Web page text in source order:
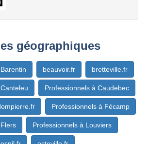
géographiques
beauvoir.fr bretteville.fr
Professionnels à Caudebec
Professionnels à Fécamp
Professionnels à Louviers